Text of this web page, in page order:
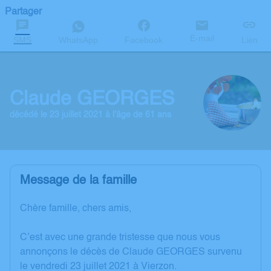
Partager
SMS WhatsApp Facebook E-mail Lien
Claude GEORGES
décédé le 23 juillet 2021 à l'âge de 61 ans
Message de la famille
Chère famille, chers amis,
C’est avec une grande tristesse que nous vous
annonçons le décès de Claude GEORGES survenu
le vendredi 23 juillet 2021 à Vierzon.